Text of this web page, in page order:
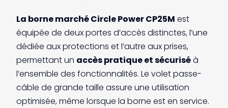
La borne marché Circle Power CP25M est
équipée de deux portes d’accès distinctes, l’une
dédiée aux protections et l’autre aux prises,
permettant un accès pratique et sécuriséà
l’ensemble des fonctionnalités. Le volet passe-
câble de grande taille assure une utilisation
optimisée, même lorsque la borne est en service.